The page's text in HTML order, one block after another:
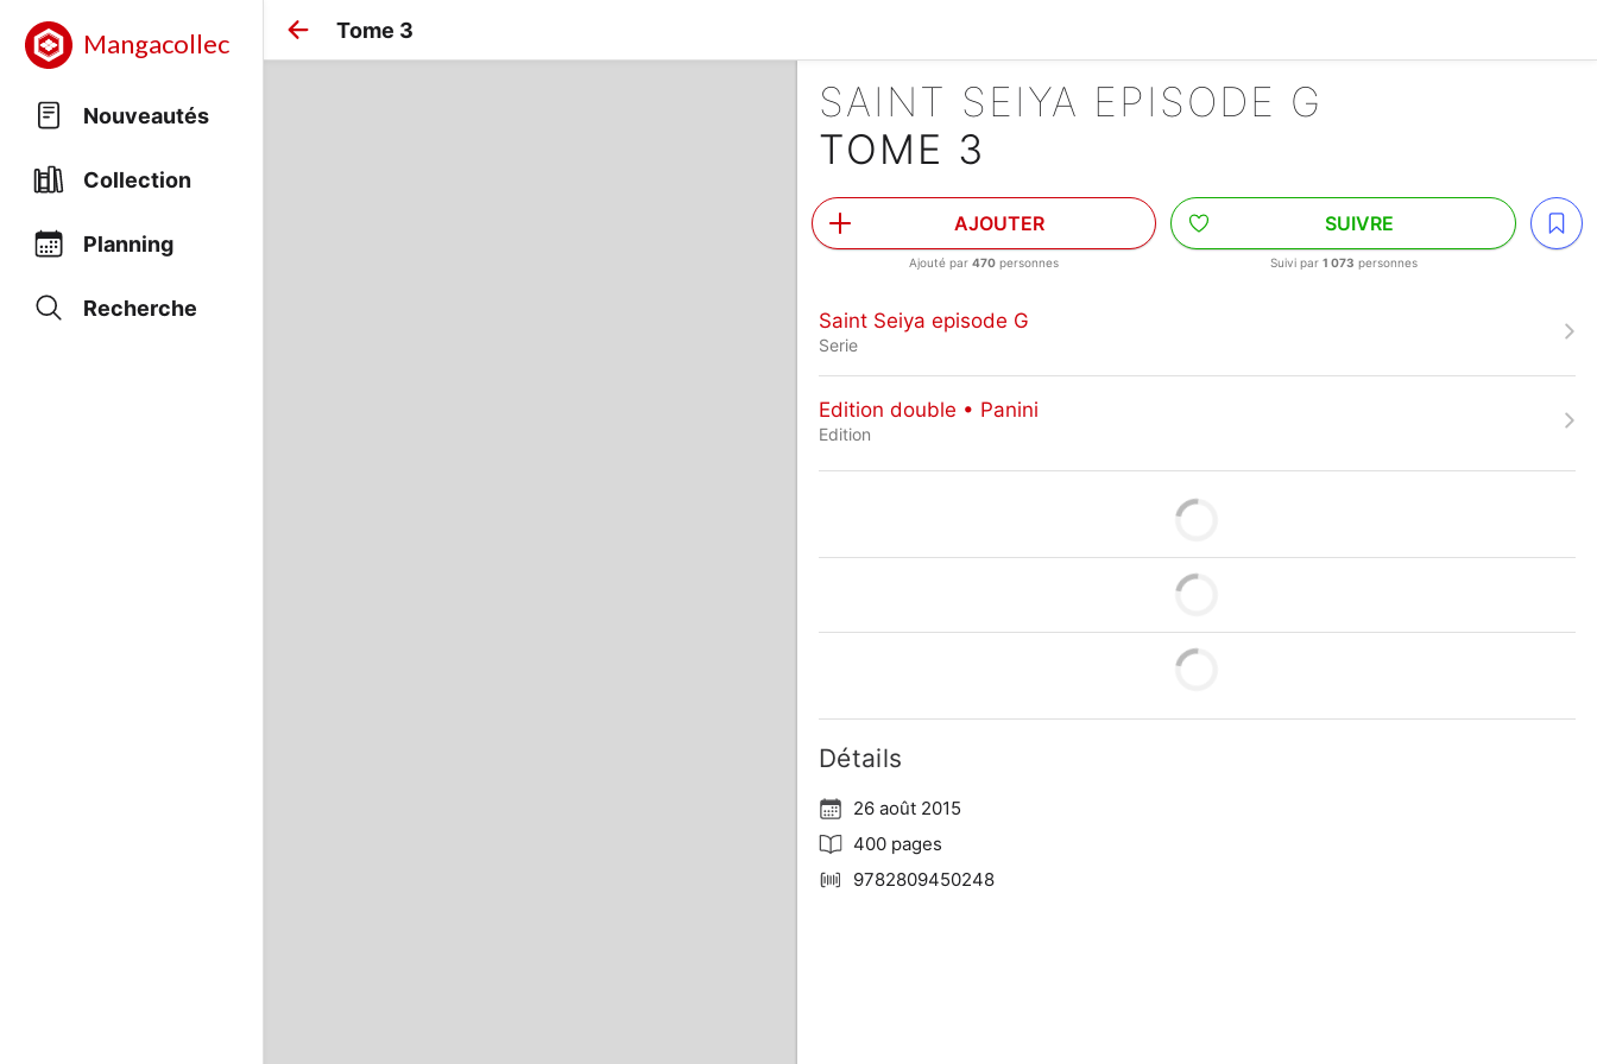
Mangacollec
Nouveautés
Collection
Planning
Recherche
Tome 3
SAINT SEIYA EPISODE G
TOME 3
AJOUTER
Ajouté par470 personnes
SUIVRE
Suivi par 1 073 personnes
Saint Seiya episode G
Serie
Edition double • Panini
Edition
Détails
26 août 2015
400 pages
9782809450248